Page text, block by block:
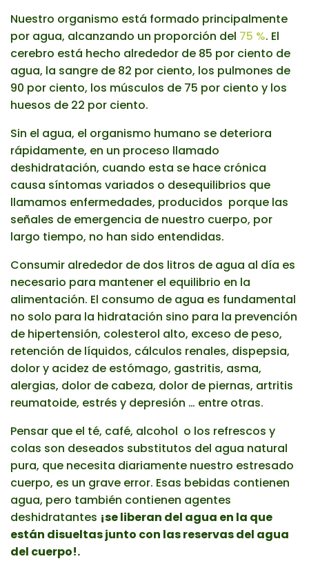
Nuestro organismo está formado principalmente
por agua, alcanzando un proporción del 75 %. El
cerebro está hecho alrededor de 85 por ciento de
agua, la sangre de 82 por ciento, los pulmones de
90 por ciento, los músculos de 75 por ciento y los
huesos de 22 por ciento.
Sin el agua, el organismo humano se deteriora
rápidamente, en un proceso llamado
deshidratación, cuando esta se hace crónica
causa síntomas variados o desequilibrios que
llamamos enfermedades, producidos porque las
señales de emergencia de nuestro cuerpo, por
largo tiempo, no han sido entendidas.
Consumir alrededor de dos litros de agua al día es
necesario para mantener el equilibrio en la
alimentación. El consumo de agua es fundamental
no solo para la hidratación sino para la prevención
de hipertensión, colesterol alto, exceso de peso,
retención de líquidos, cálculos renales, dispepsia,
dolor y acidez de estómago, gastritis, asma,
alergias, dolor de cabeza, dolor de piernas, artritis
reumatoide, estrés y depresión … entre otras.
Pensar que el té, café, alcohol o los refrescos y
colas son deseados substitutos del agua natural
pura, que necesita diariamente nuestro estresado
cuerpo, es un grave error. Esas bebidas contienen
agua, pero también contienen agentes
deshidratantes ¡se liberan del agua en la que
están disueltas junto con las reservas del agua
del cuerpo!.